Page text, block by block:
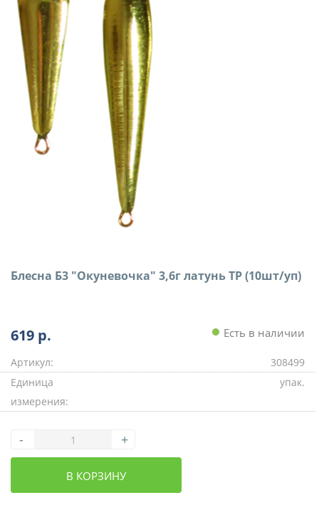
Блесна Б3 "Окуневочка" 3,6г латунь ТР (10шт/уп)
619 р. Есть в наличии
Артикул:
308499
Единица
измерения:
упак.
- +
В КОРЗИНУ